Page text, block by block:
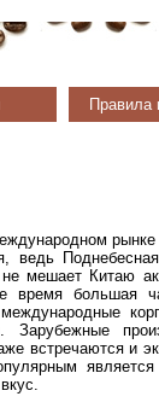
Правила
ведь
мешает Китаю
время большая
встречаются и